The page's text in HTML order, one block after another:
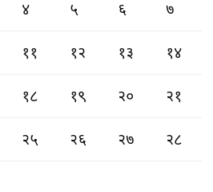
४ ५ ६ ७
११ १२ १३ १४
१८ १९ २० २१
२५ २६ २७ २८